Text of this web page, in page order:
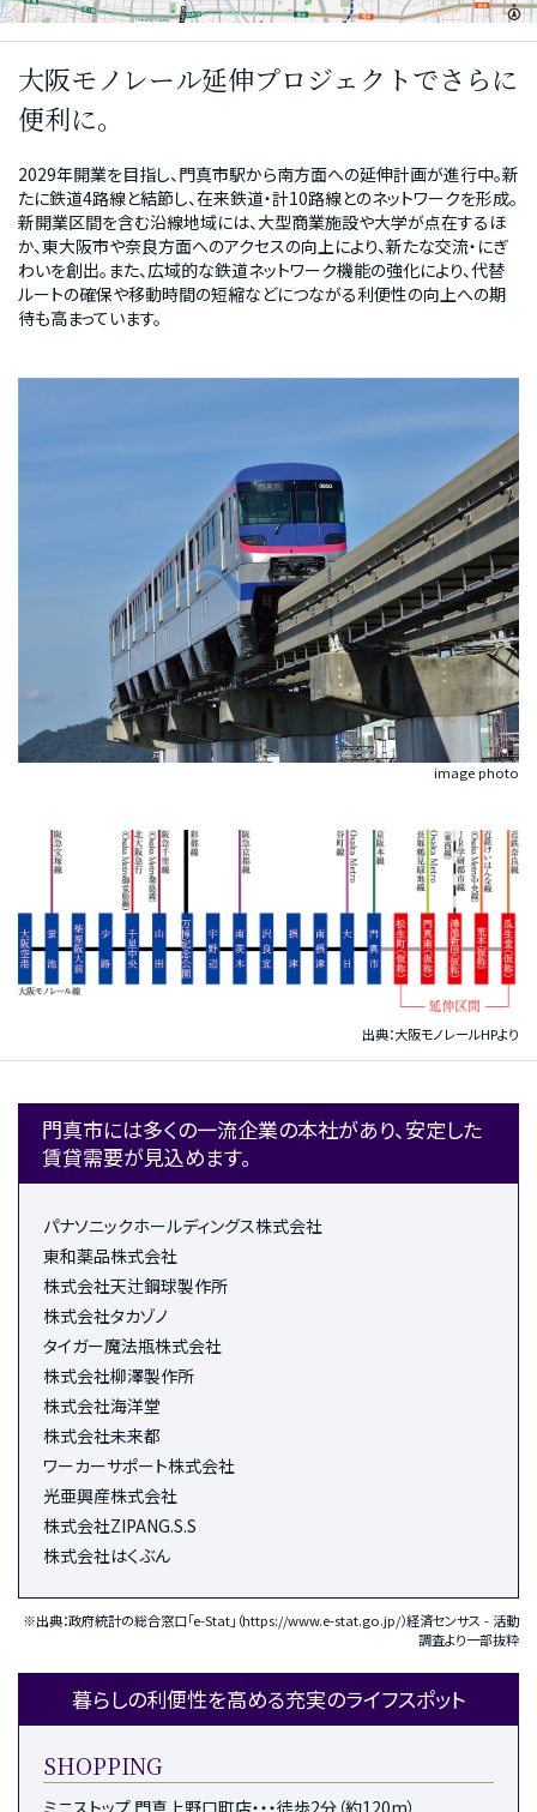
大阪モノレール延伸プロジェクトでさらに
便利に。
2029年開業を目指し、門真市駅から南方面への延伸計画が進行中。新
たに鉄道4路線と結節し、在来鉄道・計10路線とのネットワークを形成。
新開業区間を含む沿線地域には、大型商業施設や大学が点在するほ
か、東大阪市や奈良方面へのアクセスの向上により、新たな交流・にぎ
わいを創出。また、広域的な鉄道ネットワーク機能の強化により、代替
ルートの確保や移動時間の短縮などにつながる利便性の向上への期
待も高まっています。
image photo
出典：大阪モノレールHPより
門真市には多くの一流企業の本社があり、安定した
賃貸需要が見込めます。
パナソニックホールディングス株式会社
東和薬品株式会社
株式会社天辻鋼球製作所
株式会社タカゾノ
タイガー魔法瓶株式会社
株式会社柳澤製作所
株式会社海洋堂
株式会社未来都
ワーカーサポート株式会社
光亜興産株式会社
株式会社ZIPANG.S.S
株式会社はくぶん
※出典：政府統計の総合窓口「e-Stat」（https://www.e-stat.go.jp/）経済センサス - 活動
調査より一部抜粋
暮らしの利便性を高める充実のライフスポット
SHOPPING